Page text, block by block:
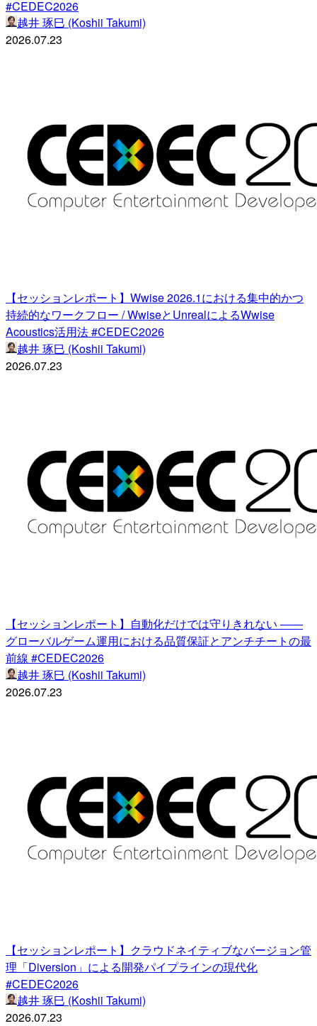
#CEDEC2026
越井 琢巳 (Koshii Takumi)
2026.07.23
【セッションレポート】Wwise 2026.1における集中的かつ
持続的なワークフロー / WwiseとUnrealによるWwise
Acoustics活用法 #CEDEC2026
越井 琢巳 (Koshii Takumi)
2026.07.23
【セッションレポート】自動化だけでは守りきれない ——
グローバルゲーム運用における品質保証とアンチチートの最
前線 #CEDEC2026
越井 琢巳 (Koshii Takumi)
2026.07.23
【セッションレポート】クラウドネイティブなバージョン管
理「Diversion」による開発パイプラインの現代化
#CEDEC2026
越井 琢巳 (Koshii Takumi)
2026.07.23